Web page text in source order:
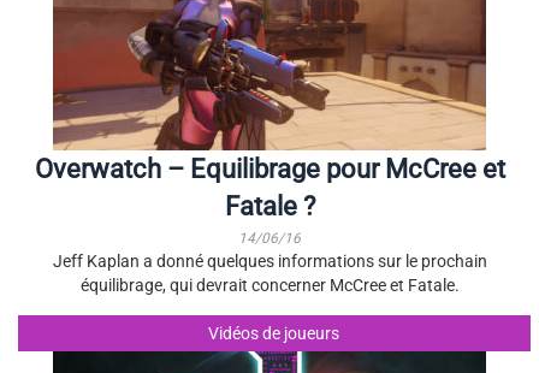
Overwatch – Equilibrage pour McCree et
Fatale ?
14/06/16
Jeff Kaplan a donné quelques informations sur le prochain
équilibrage, qui devrait concerner McCree et Fatale.
Vidéos de joueurs